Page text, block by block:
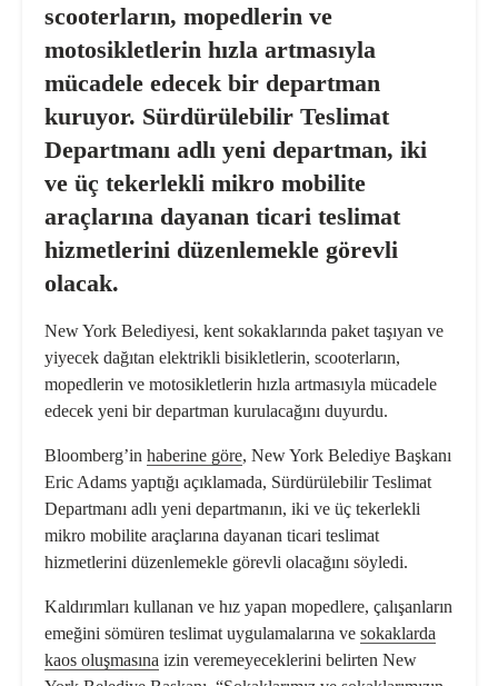
scooterların, mopedlerin ve
motosikletlerin hızla artmasıyla
mücadele edecek bir departman
kuruyor. Sürdürülebilir Teslimat
Departmanı adlı yeni departman, iki
ve üç tekerlekli mikro mobilite
araçlarına dayanan ticari teslimat
hizmetlerini düzenlemekle görevli
olacak.
New York Belediyesi, kent sokaklarında paket taşıyan ve
yiyecek dağıtan elektrikli bisikletlerin, scooterların,
mopedlerin ve motosikletlerin hızla artmasıyla mücadele
edecek yeni bir departman kurulacağını duyurdu.
Bloomberg’in haberine göre, New York Belediye Başkanı
Eric Adams yaptığı açıklamada, Sürdürülebilir Teslimat
Departmanı adlı yeni departmanın, iki ve üç tekerlekli
mikro mobilite araçlarına dayanan ticari teslimat
hizmetlerini düzenlemekle görevli olacağını söyledi.
Kaldırımları kullanan ve hız yapan mopedlere, çalışanların
emeğini sömüren teslimat uygulamalarına ve sokaklarda
kaos oluşmasına izin veremeyeceklerini belirten New